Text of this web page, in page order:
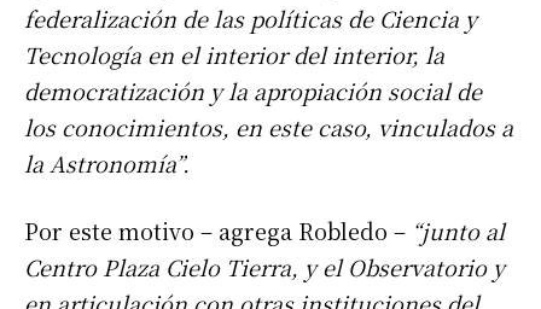
federalización de las políticas de Ciencia y
Tecnología en el interior del interior, la
democratización y la apropiación social de
los conocimientos, en este caso, vinculados a
la Astronomía”.
Por este motivo – agrega Robledo – “junto al
Centro Plaza Cielo Tierra, y el Observatorio y